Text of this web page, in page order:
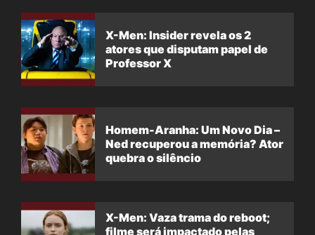
X-Men: Insider revela os 2
atores que disputam papel de
Professor X
Homem-Aranha: Um Novo Dia –
Ned recuperou a memória? Ator
quebra o silêncio
X-Men: Vaza trama do reboot;
filme será impactado pelas